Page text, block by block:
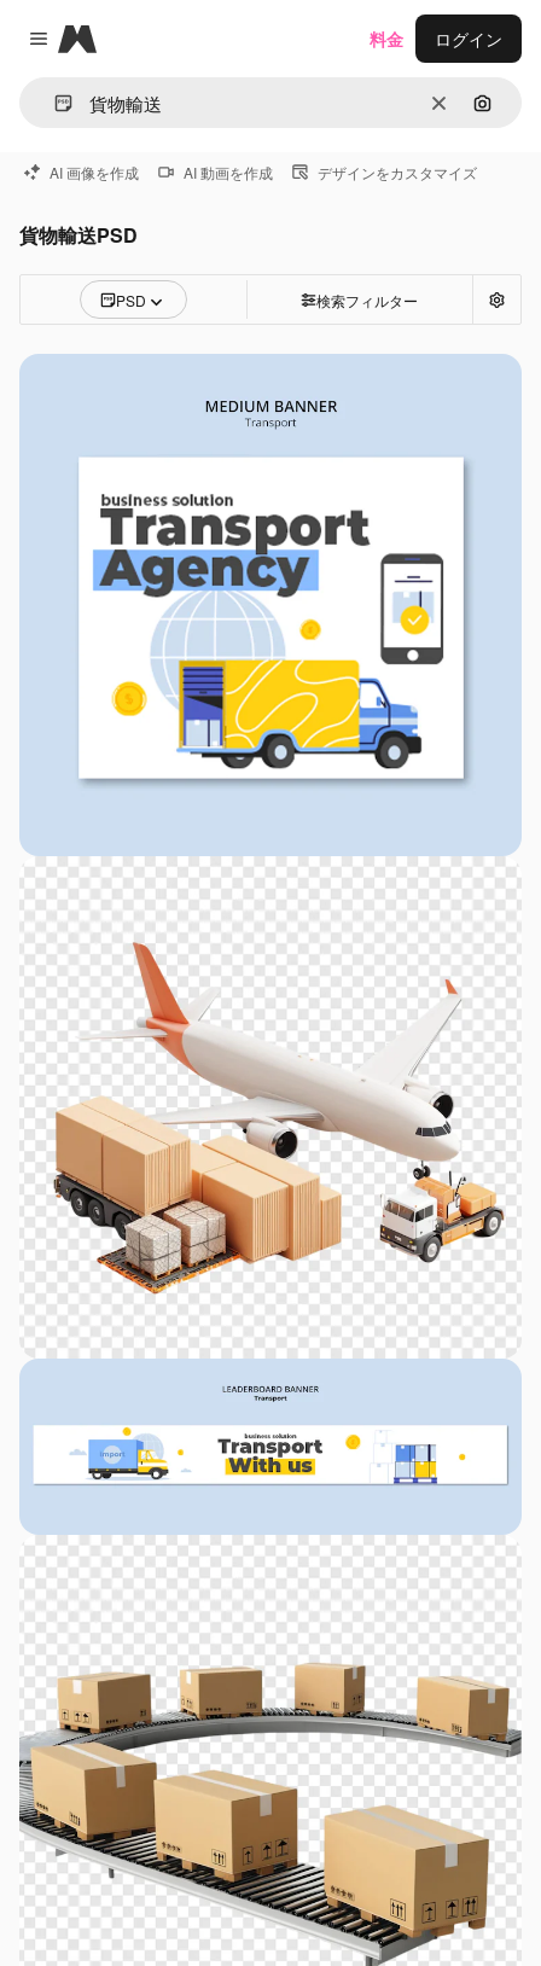
Close menu
Magnific
消去 画像で
料金 ログイン
AI 画像を作成 AI 動画を作成 デザインをカスタマイズ
貨物輸送PSD
PSD 検索フィルター